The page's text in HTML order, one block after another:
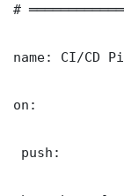
#
name: CI/CD
on:
push: